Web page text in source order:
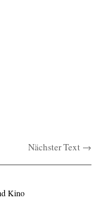
Nächster Text →
Kino